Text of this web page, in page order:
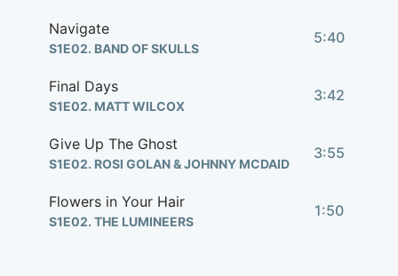
Navigate
S1E02. BAND OF SKULLS
5:40
Final Days
S1E02. MATT WILCOX
3:42
Give Up The Ghost
S1E02. ROSI GOLAN & JOHNNY MCDAID
3:55
Flowers in Your Hair
S1E02. THE LUMINEERS
1:50